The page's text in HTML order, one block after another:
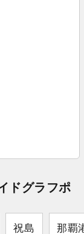
ドグラフポ
祝島 那覇